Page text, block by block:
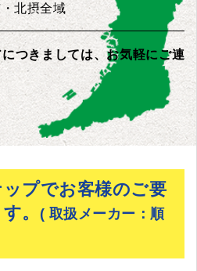
北摂全域
つきましては、お気軽にご連
プでお客様のご要
。
( 取扱メーカー：順